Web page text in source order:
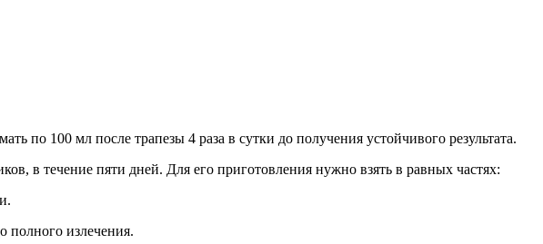
по 100 мл после трапезы 4 раза в сутки до получения устойчивого результата.
в течение пяти дней. Для его приготовления нужно взять в равных частях:
полного излечения.